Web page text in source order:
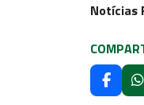
Notícias